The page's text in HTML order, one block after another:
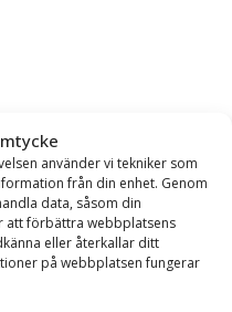
använder vi tekniker som
från din enhet. Genom
data, såsom din
att förbättra webbplatsens
eller återkallar ditt
på webbplatsen fungerar
1,0-1,6m, med